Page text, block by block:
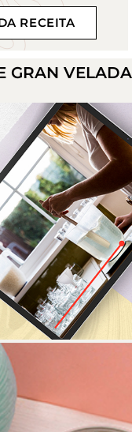
RECEITA
GRAN VELADA